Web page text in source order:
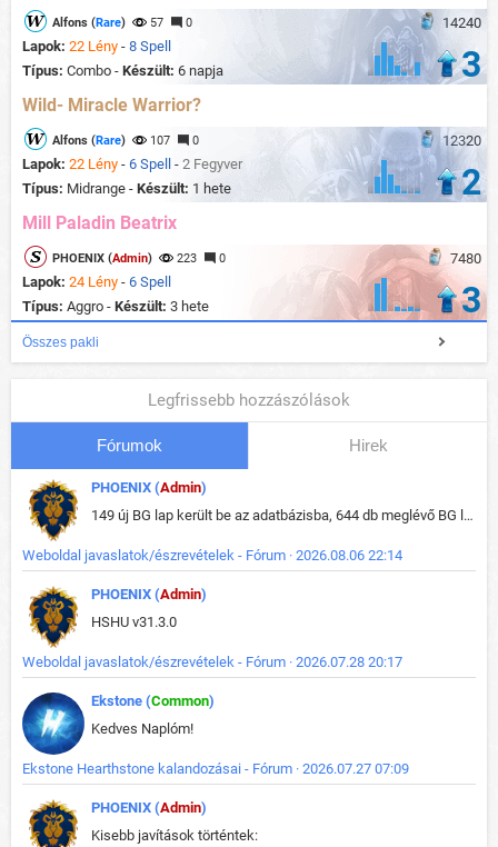
14240
Alfons (Rare) 57 0
Lapok: 22 Lény - 8 Spell
Típus: Combo - Készült: 6 napja 3
Wild- Miracle Warrior?
12320
Alfons (Rare) 107 0
Lapok: 22 Lény - 6 Spell - 2 Fegyver
Típus: Midrange - Készült: 1 hete 2
Mill Paladin Beatrix
7480
PHOENIX (Admin) 223 0
Lapok: 24 Lény - 6 Spell
Típus: Aggro - Készült: 3 hete 3
Összes pakli
Legfrissebb hozzászólások
Fórumok Hirek
PHOENIX (Admin)
149 új BG lap került be az adatbázisba, 644 db meglévő BG lap módosult, bekerültek az új képek a megváltozott lapokhoz is.
Weboldal javaslatok/észrevételek - Fórum · 2026.08.06 22:14
PHOENIX (Admin)
HSHU v31.3.0
Weboldal javaslatok/észrevételek - Fórum · 2026.07.28 20:17
Ekstone (Common)
Kedves Naplóm!
Ekstone Hearthstone kalandozásai - Fórum · 2026.07.27 07:09
PHOENIX (Admin)
Kisebb javítások történtek: